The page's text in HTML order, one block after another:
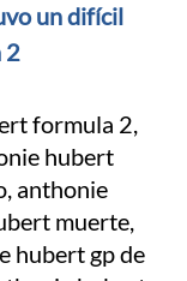
un difícil
2